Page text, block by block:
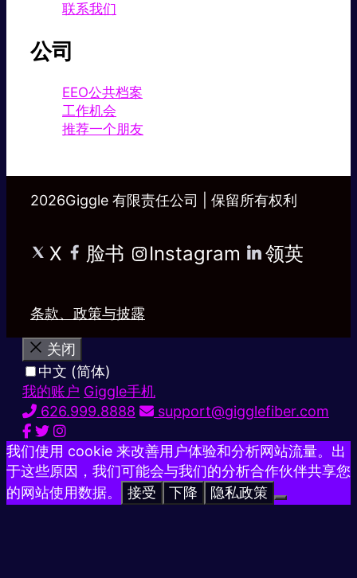
联系我们
公司
EEO公共档案
工作机会
推荐一个朋友
2026Giggle 有限责任公司 | 保留所有权利
X 脸书 Instagram 领英
条款、政策与披露
关闭
中文 (简体)
我的账户 Giggle手机
626.999.8888
support@gigglefiber.com
我们使用 cookie 来改善用户体验和分析网站流量。出
于这些原因，我们可能会与我们的分析合作伙伴共享您
的网站使用数据。
接受 下降 隐私政策